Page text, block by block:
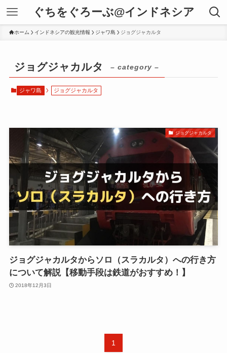
ぐちをぐろーぶ@インドネシア
ホーム インドネシアの観光情報 ジャワ島 ジョグジャカルタ
ジョグジャカルタ – category –
ジャワ島 ジョグジャカルタ
ジョグジャカルタ
ジョグジャカルタからソロ（スラカルタ）への行き方
について解説【移動手段は鉄道がおすすめ！】
2018年12月3日
1